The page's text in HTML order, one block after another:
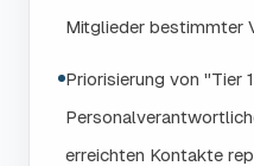
Mitglieder bestimmter
Priorisierung von "Tier
erreichten Kontakte